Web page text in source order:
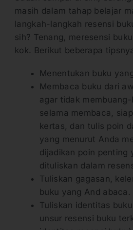
masih dalam tahap belajar
langkah-langkah resensi
sih? Tenang, meresensi
kok. Berikut beberapa
Menentukan buku
Membaca buku dari
agar tidak membuang-
selama membaca,
kertas, dan tulis poin
yang menurut Anda
dijadikan poin penting
dituliskan dalam
Tuliskan gagasan,
buku yang And abaca.
Tuliskan identitas
unsur resensi buku